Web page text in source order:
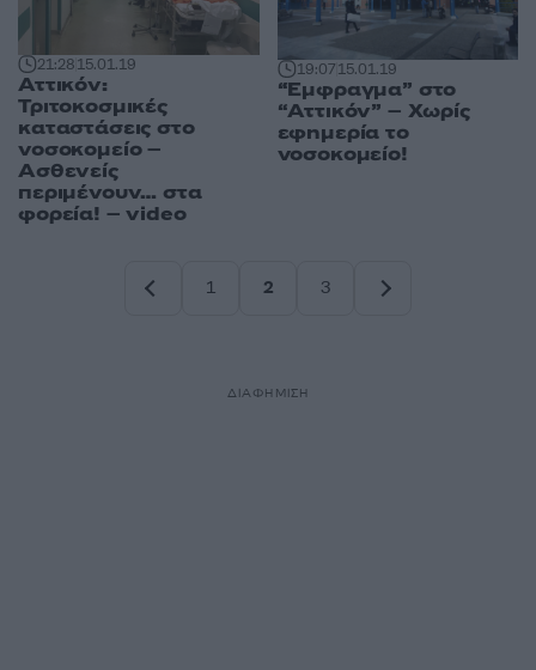
21:2815.01.19
Αττικόν:
Τριτοκοσμικές
καταστάσεις στο
νοσοκομείο –
Ασθενείς
περιμένουν… στα
φορεία! – video
19:0715.01.19
“Έμφραγμα” στο
“Αττικόν” – Χωρίς
εφημερία το
νοσοκομείο!
1
2
3
ΔΙΑΦΗΜΙΣΗ